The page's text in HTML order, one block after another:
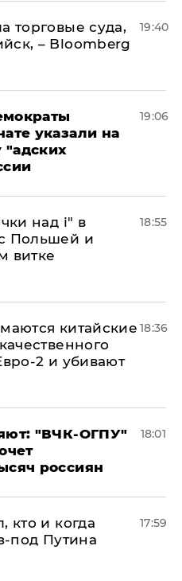
торговые суда,
– Bloomberg
19:40
указали на
19:06
над і" в
Польшей и
витке
18:55
китайские
2 и убивают
18:36
"ВЧК-ОГПУ"
россиян
18:01
кто и когда
под Путина
17:59